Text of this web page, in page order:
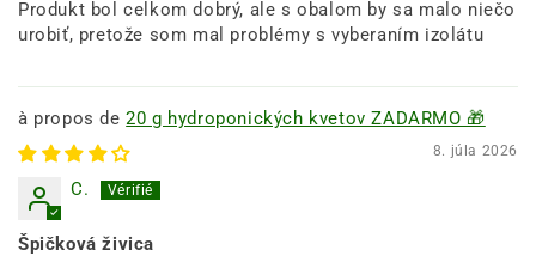
Produkt bol celkom dobrý, ale s obalom by sa malo niečo
urobiť, pretože som mal problémy s vyberaním izolátu
20 g hydroponických kvetov ZADARMO 🎁
8. júla 2026
C.
Špičková živica